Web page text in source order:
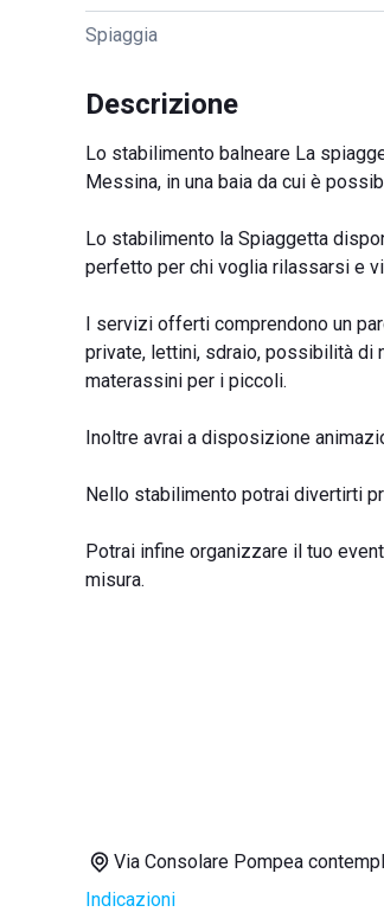
Spiaggia
Descrizione
Lo stabilimento balneare La
Messina, in una baia da cui è
Lo stabilimento la Spiaggetta
perfetto per chi voglia rilassarsi e
I servizi offerti comprendono un
private, lettini, sdraio, possibilità di
materassini per i piccoli.
Inoltre avrai a disposizione
Nello stabilimento potrai divertirti
Potrai infine organizzare il tuo
misura.
Via Consolare Pompea
Indicazioni